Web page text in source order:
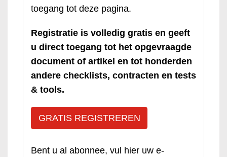
toegang tot deze pagina.
Registratie is volledig gratis en geeft
u direct toegang tot het opgevraagde
document of artikel en tot honderden
andere checklists, contracten en tests
& tools.
GRATIS REGISTREREN
Bent u al abonnee, vul hier uw e-